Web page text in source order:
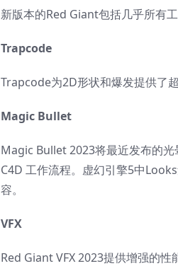
新版本的Red Giant包括几乎所有
Trapcode
Trapcode为2D形状和爆发提供了
Magic Bullet
Magic Bullet 2023将最近发布的
C4D 工作流程。虚幻引擎5中
容。
VFX
Red Giant VFX 2023提供增强的